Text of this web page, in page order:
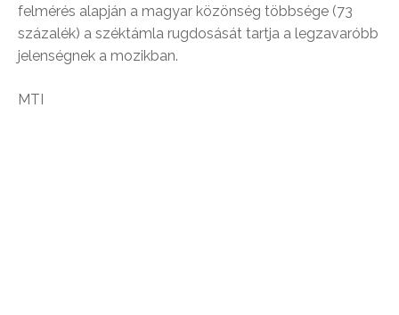
felmérés alapján a magyar közönség többsége (73
százalék) a széktámla rugdosását tartja a legzavaróbb
jelenségnek a mozikban.
MTI